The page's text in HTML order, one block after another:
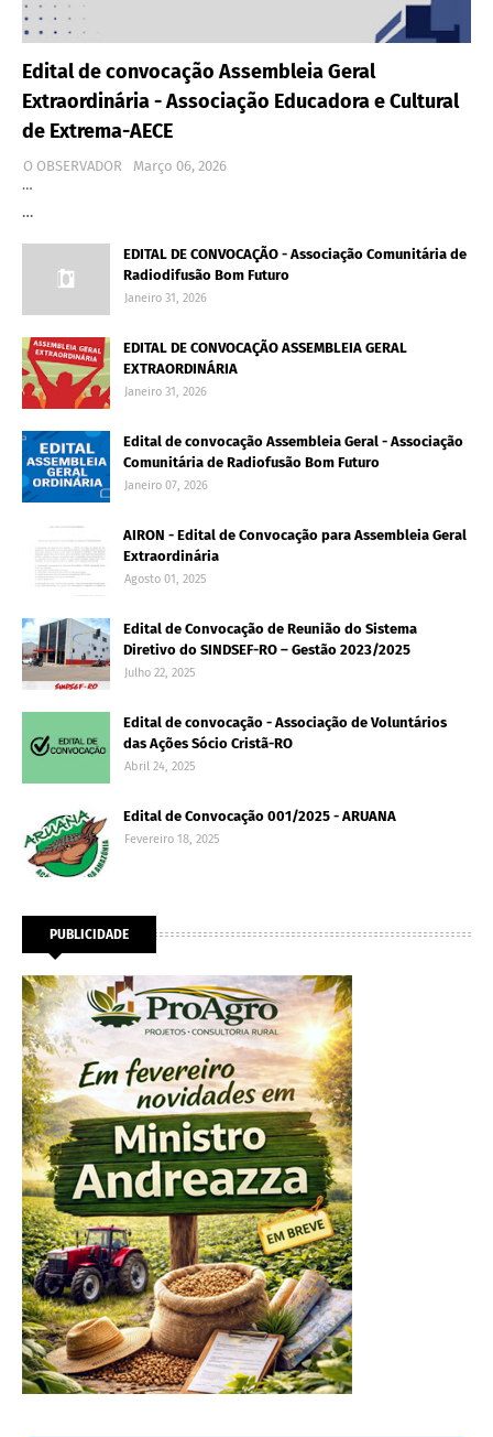
Edital de convocação Assembleia Geral
Extraordinária - Associação Educadora e Cultural
de Extrema-AECE
O OBSERVADOR
Março 06, 2026
…
…
EDITAL DE CONVOCAÇÃO - Associação Comunitária de
Radiodifusão Bom Futuro
Janeiro 31, 2026
EDITAL DE CONVOCAÇÃO ASSEMBLEIA GERAL
EXTRAORDINÁRIA
Janeiro 31, 2026
Edital de convocação Assembleia Geral - Associação
Comunitária de Radiofusão Bom Futuro
Janeiro 07, 2026
AIRON - Edital de Convocação para Assembleia Geral
Extraordinária
Agosto 01, 2025
Edital de Convocação de Reunião do Sistema
Diretivo do SINDSEF-RO – Gestão 2023/2025
Julho 22, 2025
Edital de convocação - Associação de Voluntários
das Ações Sócio Cristã-RO
Abril 24, 2025
Edital de Convocação 001/2025 - ARUANA
Fevereiro 18, 2025
PUBLICIDADE